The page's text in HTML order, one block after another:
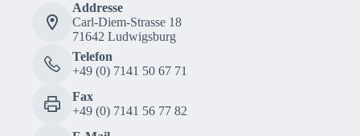
Addresse
Carl-Diem-Strasse 18
71642 Ludwigsburg
Telefon
+49 (0) 7141 50 67 71
Fax
+49 (0) 7141 56 77 82